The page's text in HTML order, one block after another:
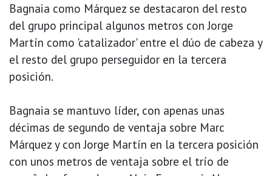
Bagnaia como Márquez se destacaron del resto
del grupo principal algunos metros con Jorge
Martín como 'catalizador' entre el dúo de cabeza y
el resto del grupo perseguidor en la tercera
posición.
Bagnaia se mantuvo líder, con apenas unas
décimas de segundo de ventaja sobre Marc
Márquez y con Jorge Martín en la tercera posición
con unos metros de ventaja sobre el trío de